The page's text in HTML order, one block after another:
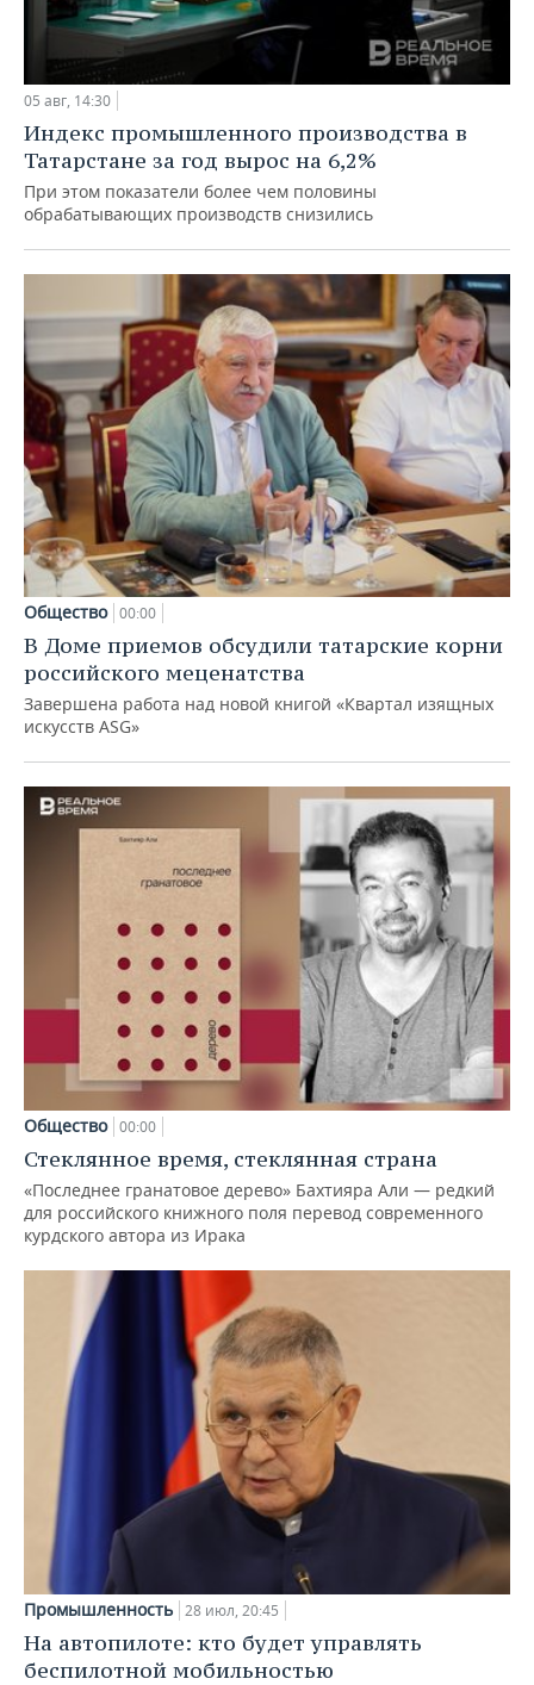
05 авг, 14:30
Индекс промышленного производства в
Татарстане за год вырос на 6,2%
При этом показатели более чем половины
обрабатывающих производств снизились
Общество 00:00
В Доме приемов обсудили татарские корни
российского меценатства
Завершена работа над новой книгой «Квартал изящных
искусств ASG»
Общество 00:00
Стеклянное время, стеклянная страна
«Последнее гранатовое дерево» Бахтияра Али — редкий
для российского книжного поля перевод современного
курдского автора из Ирака
Промышленность 28 июл, 20:45
На автопилоте: кто будет управлять
беспилотной мобильностью